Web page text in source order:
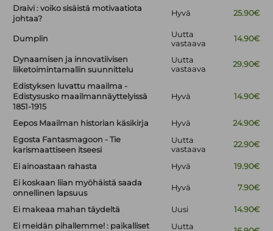
Draivi : voiko sisäistä motivaatiota
johtaa?
Hyvä 25.90€
Dumplin
Uutta
vastaava
14.90€
Dynaamisen ja innovatiivisen
liiketoimintamallin suunnittelu
Uutta
vastaava
29.90€
Edistyksen luvattu maailma -
Edistysusko maailmannäyttelyissä
1851-1915
Hyvä 14.90€
Eepos Maailman historian käsikirja Hyvä
24.90€
Egosta Fantasmagoon - Tie
karismaattiseen itseesi
Uutta
vastaava
22.90€
Ei ainoastaan rahasta Hyvä
19.90€
Ei koskaan liian myöhäistä saada
onnellinen lapsuus
Hyvä 7.90€
Ei makeaa mahan täydeltä Uusi
14.90€
Ei meidän pihallemme! : paikalliset
Uutta